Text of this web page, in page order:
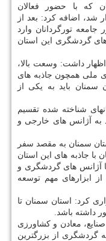
كه با حضور فعالان
شد، اضافه كرد: بعد از
تورگردانان وارد
گردشگری این استان
داشت: وسعت بالا،
ملی همچون جاذبه های
باید به یكی از
شناخته شده تقسیم
به آژانس های خارجی و
سمنان به مقصد سفر
با جاذبه های این استان
با آژانس های گردشگری و
ابزارهای مهم توسعه
كرد: استان سمنان تا
داشته باشد.
معادن و كشاورزی
گردشگری از بزرگترین